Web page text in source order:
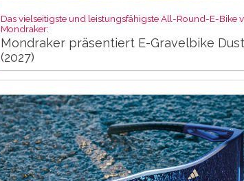
Das vielseitigste und leistungsfähigste All-Round-E-Bike
Mondraker:
Mondraker präsentiert E-Gravelbike
(2027)